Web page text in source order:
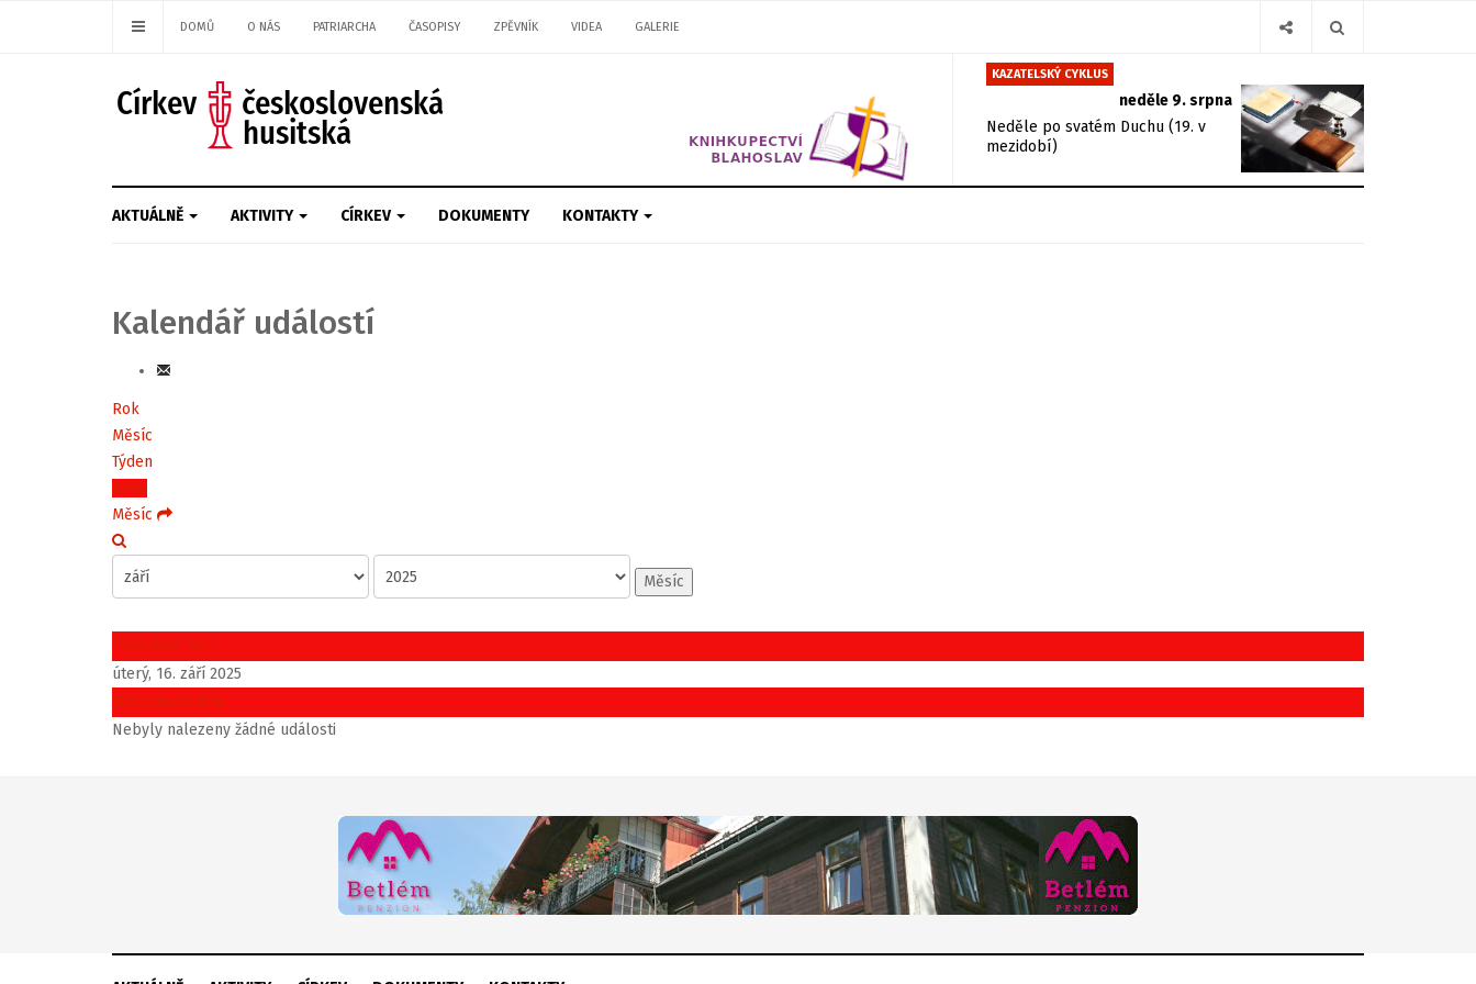
DOMŮ O NÁS PATRIARCHA ČASOPISY ZPĚVNÍK VIDEA GALERIE
KAZATELSKÝ CYKLUS
neděle 9. srpna
Neděle po svatém Duchu (19. v
mezidobí)
AKTUÁLNĚ AKTIVITY CÍRKEV DOKUMENTY KONTAKTY
Kalendář událostí
Rok
Měsíc
Týden
Dnes
Měsíc
Měsíc
Předchozí den
úterý, 16. září 2025
Následující den
Nebyly nalezeny žádné události